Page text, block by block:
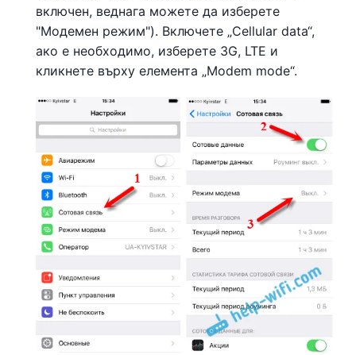
включен, веднага можете да изберете
"Модемен режим"). Включете „Cellular data“,
ако е необходимо, изберете 3G, LTE и
кликнете върху елемента „Modem mode“.